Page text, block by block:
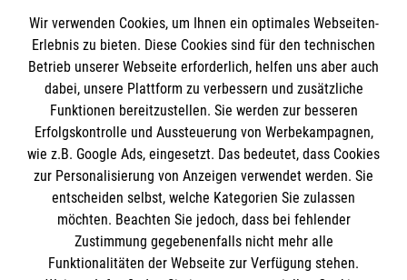
Informationen
Impressum
Datenschutz
Barrierefreiheit
Kontakt
Die Malteser
Malteser in Deutschland
Malteserorden
Spendenkonto
Wir verwenden Cookies, um Ihnen ein optimales Webseiten-
Erlebnis zu bieten. Diese Cookies sind für den technischen
Betrieb unserer Webseite erforderlich, helfen uns aber auch
dabei, unsere Plattform zu verbessern und zusätzliche
Funktionen bereitzustellen. Sie werden zur besseren
Erfolgskontrolle und Aussteuerung von Werbekampagnen,
wie z.B. Google Ads, eingesetzt. Das bedeutet, dass Cookies
zur Personalisierung von Anzeigen verwendet werden. Sie
entscheiden selbst, welche Kategorien Sie zulassen
möchten. Beachten Sie jedoch, dass bei fehlender
Zustimmung gegebenenfalls nicht mehr alle
Funktionalitäten der Webseite zur Verfügung stehen.